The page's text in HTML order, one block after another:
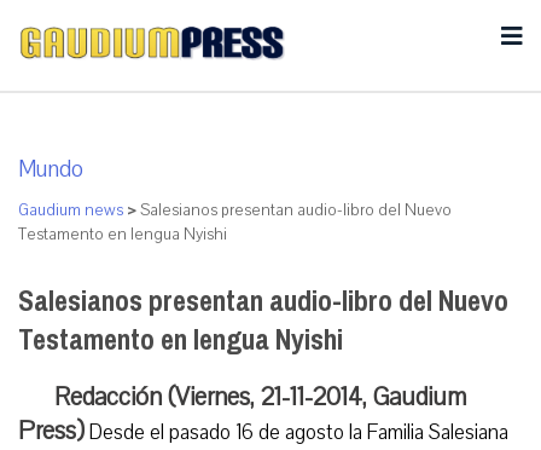
Mundo
Gaudium news >Salesianos presentan audio-libro del Nuevo
Testamento en lengua Nyishi
Salesianos presentan audio-libro del Nuevo
Testamento en lengua Nyishi
Redacción (Viernes, 21-11-2014, Gaudium
Press)Desde el pasado 16 de agosto la Familia Salesiana